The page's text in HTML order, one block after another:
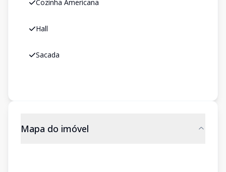
Cozinha Americana
Hall
Sacada
Mapa do imóvel